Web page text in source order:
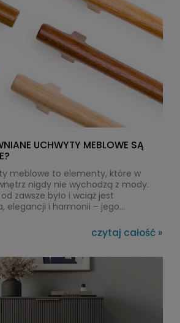
UCHWYTY MEBLOWE SĄ
meblowe to elementy, które w
nigdy nie wychodzą z mody.
zawsze było i wciąż jest
elegancji i harmonii – jego
estetyki, której nie osiągnie
czy chłodny metal.
czytaj całość »